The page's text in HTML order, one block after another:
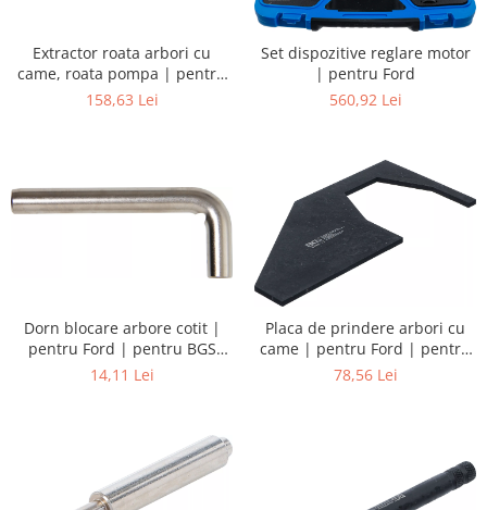
Extractor roata arbori cu
came, roata pompa | pentru
Ford
158,63 Lei
Set dispozitive reglare motor
| pentru Ford
560,92 Lei
Dorn blocare arbore cotit |
pentru Ford | pentru BGS
8156 | 12,7 mm
14,11 Lei
Placa de prindere arbori cu
came | pentru Ford | pentru
BGS 8156
78,56 Lei